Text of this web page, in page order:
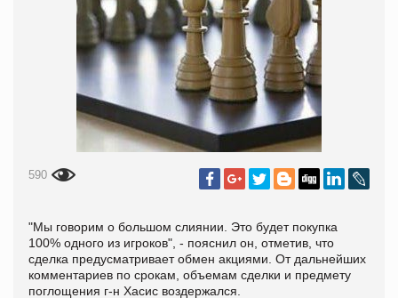
590
"Мы говорим о большом слиянии. Это будет покупка
100% одного из игроков", - пояснил он, отметив, что
сделка предусматривает обмен акциями. От дальнейших
комментариев по срокам, объемам сделки и предмету
поглощения г-н Хасис воздержался.